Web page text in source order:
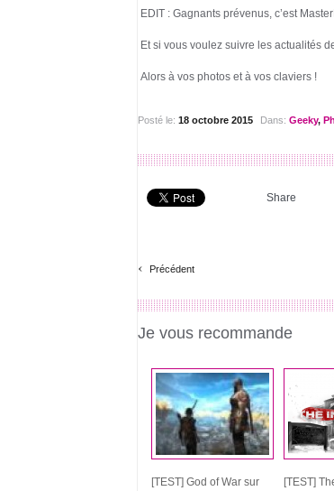
EDIT : Gagnants prévenus, c’est
Et si vous voulez suivre les actualités
Alors à vos photos et à vos claviers !
Posté le: 18 octobre 2015 Dans: Geeky,
Share
‹ Précédent
Je vous recommande
[TEST] God of War sur [TEST]